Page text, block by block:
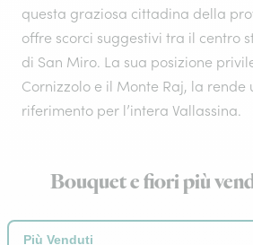
questa graziosa cittadina della
offre scorci suggestivi tra il centro
di San Miro. La sua posizione
Cornizzolo e il Monte Raj, la rende
riferimento per l’intera Vallassina.
Bouquet e fiori più